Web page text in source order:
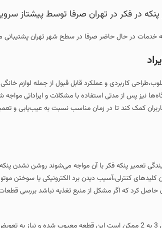
در فکر در تهران صرفا توسط پیشتاز
خدمات در حال حاضر صرفا در سطح شهر تهران
کاربردی و عملکرد قابل قبول از جمله لوازم
نیز پس از مدتی استفاده با مشکلات و ایراداتی مواجه
کمک کند تا در زمان مناسب نسبت به عیب‌یابی و
تعمیر پنکه فکر با آن مواجه می‌شوند روشن نشدن
کنترلی،آسیب دیدن برد الکترونیکی یا سوختن
حاصل کرد که اگر مشکل از منبع تغذیه نباشد